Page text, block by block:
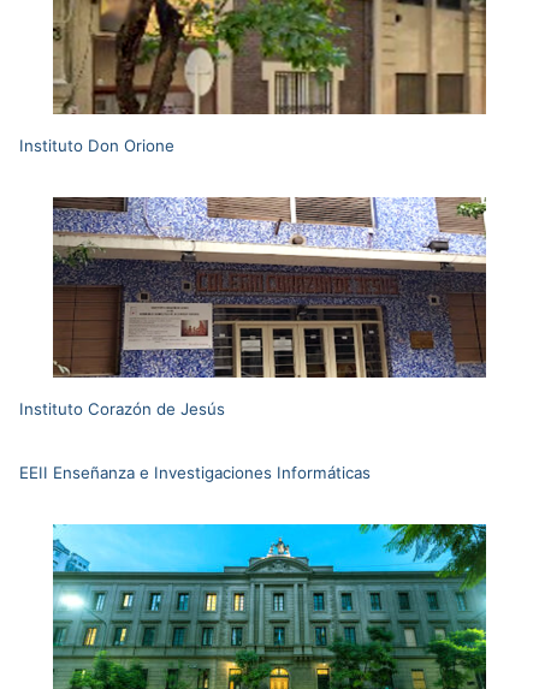
Instituto Don Orione
Instituto Corazón de Jesús
EEII Enseñanza e Investigaciones Informáticas